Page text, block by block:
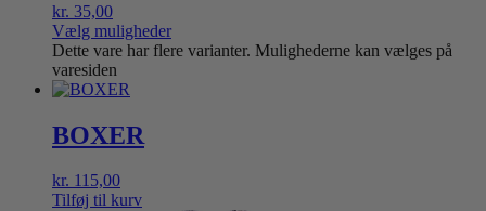
kr. 35,00
Vælg muligheder
Dette vare har flere varianter. Mulighederne kan vælges på
varesiden
BOXER
kr. 115,00
Tilføj til kurv